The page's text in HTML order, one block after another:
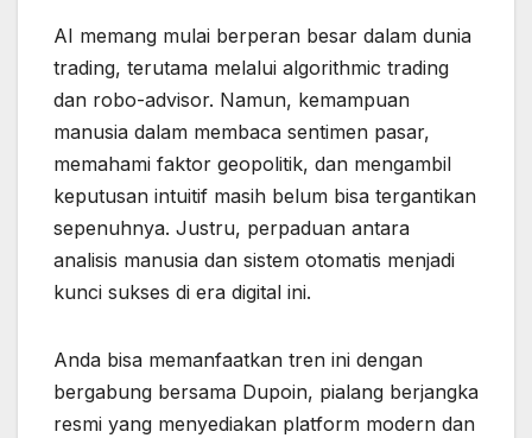
AI memang mulai berperan besar dalam dunia
trading, terutama melalui algorithmic trading
dan robo-advisor. Namun, kemampuan
manusia dalam membaca sentimen pasar,
memahami faktor geopolitik, dan mengambil
keputusan intuitif masih belum bisa tergantikan
sepenuhnya. Justru, perpaduan antara
analisis manusia dan sistem otomatis menjadi
kunci sukses di era digital ini.
Anda bisa memanfaatkan tren ini dengan
bergabung bersama Dupoin, pialang berjangka
resmi yang menyediakan platform modern dan